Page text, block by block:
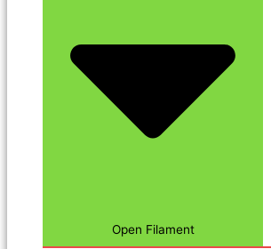
Open Filament